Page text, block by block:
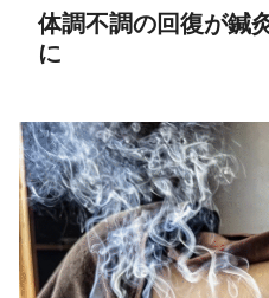
体調不調の回復が鍼
に